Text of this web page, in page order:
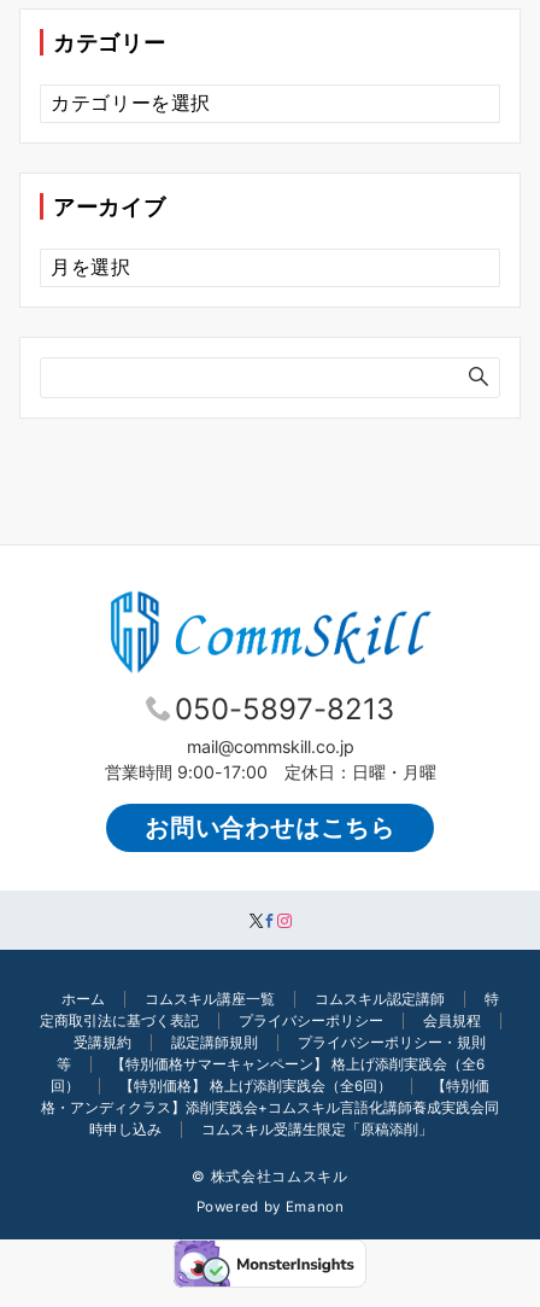
カテゴリー
カ
テ
ゴ
ー
アーカイブ
ア
ー
カ
ブ
050-5897-8213
mail@commskill.co.jp
営業時間 9:00-17:00 定休日：日曜・月曜
お問い合わせはこちら
ホーム コムスキル講座一覧 コムスキル認定講師
特
定商取引法に基づく表記
プライバシーポリシー
会員規程
受講規約
認定講師規則
プライバシーポリシー・規則
等
【特別価格サマーキャンペーン】 格上げ添削実践会（全6
回）
【特別価格】 格上げ添削実践会（全6回）
【特別価
格・アンディクラス】添削実践会+コムスキル言語化講師養成実践会同
時申し込み
コムスキル受講生限定「原稿添削」
© 株式会社コムスキル
Powered by Emanon